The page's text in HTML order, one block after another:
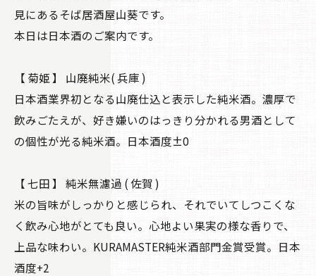
見にあるそば居酒屋山葵です。
本日は日本酒のご案内です。
【 菊姫 】 山廃純米( 兵庫 )
日本酒業界初となる山廃仕込と表示した純米酒。濃厚で
飲みごたえが、好き嫌いのはっきり分かれる男酒として
の個性が光る純米酒。日本酒度±0
【 七田 】 純米無濾過 ( 佐賀 )
米の旨味がしっかりと感じられ、それでいてしつこくな
く飲み心地がとても良い。心地よい果実の様な香りで、
上品な味わい。KURAMASTER純米酒部門金賞受賞。日本
酒度+2